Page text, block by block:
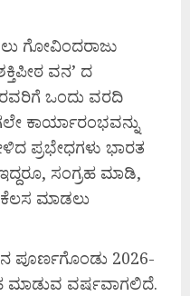
ಗೋವಿಂದರಾಜು
ವನ’ ದ
ಒಂದು ವರದಿ
ಕಾರ್ಯಾರಂಭವನ್ನು
ಪ್ರಭೇಧಗಳು ಭಾರತ
ಸಂಗ್ರಹ ಮಾಡಿ,
ಕೆಲಸ ಮಾಡಲು
ಪೂರ್ಣಗೊಂಡು 2026-
ಮಾಡುವ ವರ್ಷವಾಗಲಿದೆ.